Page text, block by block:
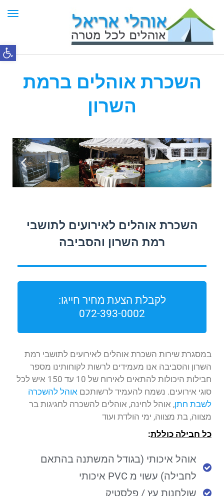
השכרת אוהלים ברמת
השרון
השכרת אוהלים לאירועים לתושבי
רמת השרון והסביבה
לקבלת הצעת מחיר חייגו:
072-393-0002
במסגרת שירות השכרת אוהלים לאירועים לתושבי רמת
השרון והסביבה אנו מעמידים לרשות לקוחותינו מספר
חבילות היכולות להתאים לאירוח של 10 עד 150 איש לכל
סוגי אירועים. נשמח להעמיד לרשותכם אוהל להשכרה
לשבת חתן, אוהל לחינה, אוהלים להשכרה לחגיגות בר
מצווה, בת מצווה, ימי הולדת ועוד
כל חבילה כוללת:
אוהל איכותי (בגודל המשתנה בהתאם
לחבילה) עשוי מ PVC איכותי
שולחנות עץ / פלסטיק
פתח